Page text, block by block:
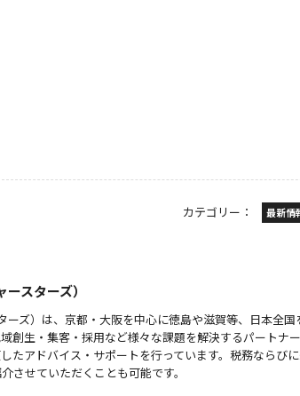
カテゴリー： 最新情
スターズ）
ズ）は、京都・大阪を中心に徳島や滋賀等、日本全国
創生・集客・採用など様々な課題を解決するパートナ
たアドバイス・サポートを行っています。税務ならび
させていただくことも可能です。